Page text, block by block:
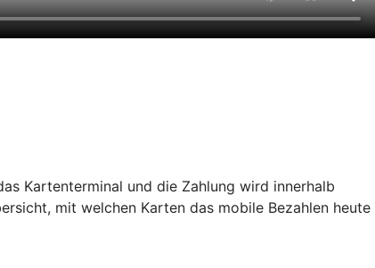
Kartenterminal und die Zahlung wird innerhalb
mit welchen Karten das mobile Bezahlen heute